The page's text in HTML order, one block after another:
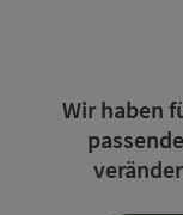
Wir haben